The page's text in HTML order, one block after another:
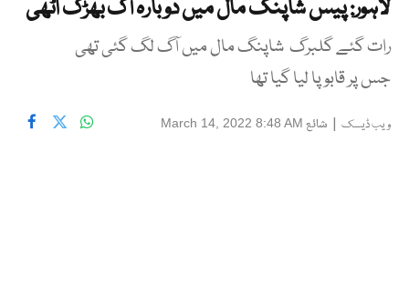
لاہور: پیس شاپنگ مال میں دوبارہ آگ بھڑک اٹھی
رات گئے گلبرگ شاپنگ مال میں آگ لگ گئی تھی
جس پر قابو پا لیا گیا تھا
ویب ڈیسک | شائع March 14, 2022 8:48 AM